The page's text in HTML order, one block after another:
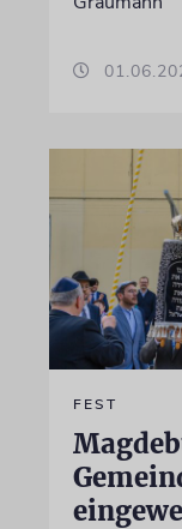
FEST